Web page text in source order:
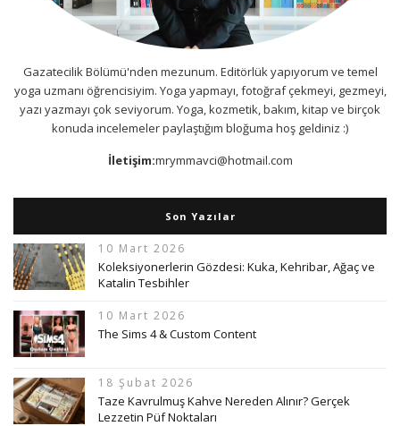
Gazatecilik Bölümü'nden mezunum. Editörlük yapıyorum ve temel
yoga uzmanı öğrencisiyim. Yoga yapmayı, fotoğraf çekmeyi, gezmeyi,
yazı yazmayı çok seviyorum. Yoga, kozmetik, bakım, kitap ve birçok
konuda incelemeler paylaştığım bloğuma hoş geldiniz :)
İletişim:mrymmavci@hotmail.com
Son Yazılar
10 Mart 2026
Koleksiyonerlerin Gözdesi: Kuka, Kehribar, Ağaç ve
Katalin Tesbihler
10 Mart 2026
The Sims 4 & Custom Content
18 Şubat 2026
Taze Kavrulmuş Kahve Nereden Alınır? Gerçek
Lezzetin Püf Noktaları